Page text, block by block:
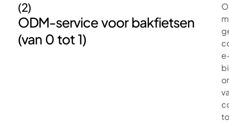
(2)
ODM-service voor bakfietsen
(van 0 tot 1)